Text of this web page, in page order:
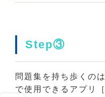
Step③
問題集を持ち歩くの
で使用できるアプリ